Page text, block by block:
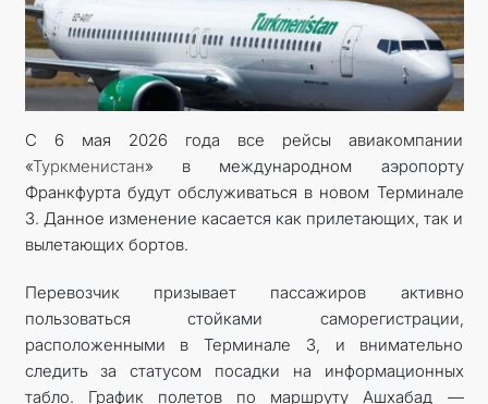
ТУРКМЕНИСТАН
КОНТАКТНЫЕ ДАННЫЕ
С 6 мая 2026 года все рейсы авиакомпании
«Туркменистан» в международном аэропорту
Франкфурта будут обслуживаться в новом Терминале
3. Данное изменение касается как прилетающих, так и
вылетающих бортов.
Перевозчик призывает пассажиров активно
пользоваться стойками саморегистрации,
расположенными в Терминале 3, и внимательно
следить за статусом посадки на информационных
табло. График полетов по маршруту Ашхабад —